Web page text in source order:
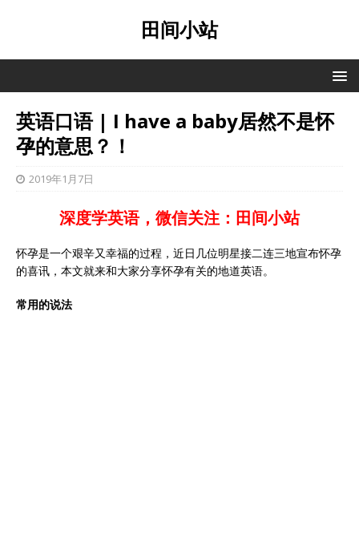
田间小站
英语口语 | I have a baby居然不是怀
孕的意思？！
2019年1月7日
深度学英语，微信关注：田间小站
怀孕是一个艰辛又幸福的过程，近日几位明星接二连三地宣布怀孕
的喜讯，本文就来和大家分享怀孕有关的地道英语。
常用的说法